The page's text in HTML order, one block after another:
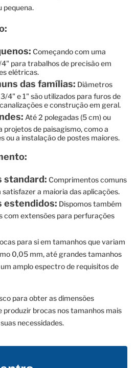
pequena.
Começando com uma
para trabalhos de precisão em
elétricas.
das famílias: Diâmetros
4" e 1" são utilizados para furos de
e construção em geral.
Até 2 polegadas (5 cm) ou
projetos de paisagismo, como a
ou a instalação de postes maiores.
standard: Comprimentos comuns
satisfazer a maioria das aplicações.
estendidos: Dispomos também
com extensões para perfurações
para si em tamanhos que variam
0,05 mm, até grandes tamanhos
amplo espectro de requisitos de
para obter as dimensões
produzir brocas nos tamanhos mais
necessidades.